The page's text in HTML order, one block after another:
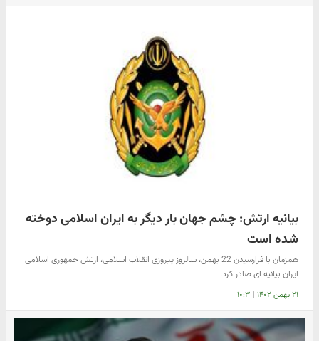
بیانیه ارتش: چشم جهان بار دیگر به ایران اسلامی دوخته
شده است
همزمان با فرارسیدن 22 بهمن، سالروز پیروزی انقلاب اسلامی، ارتش جمهوری اسلامی
ایران بیانیه ای صادر کرد.
۲۱ بهمن ۱۴۰۲ | ۱۰:۳